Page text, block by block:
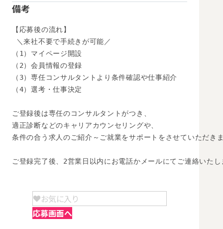
備考
【応募後の流れ】
＼来社不要で手続きが可能／
（1）マイページ開設
（2）会員情報の登録
（3）専任コンサルタントより条件確認や仕事紹介
（4）選考・仕事決定
ご登録後は専任のコンサルタントがつき、
適正診断などのキャリアカウンセリングや、
条件の合う求人のご紹介～ご就業をサポートをさせていただき
ご登録完了後、2営業日以内にお電話かメールにてご連絡いたし
お気に入り
応募画面へ